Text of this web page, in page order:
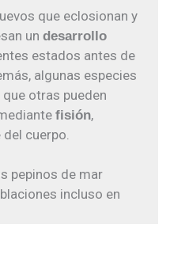
que eclosionan y
un desarrollo
estados antes de
algunas especies
otras pueden
fisión,
cuerpo.
pepinos de mar
incluso en